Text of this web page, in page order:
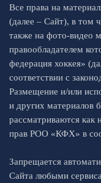
Все права на
(далее – Сайт), в том
также на фото-видео
правообладателем
федерация хоккея»
соответствии с
Размещение и/или
и других материалов
рассматриваются как
прав РОО «КФХ» в
Запрещается
Сайта любыми